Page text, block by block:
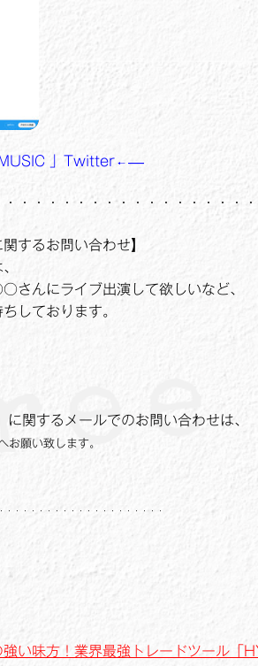
」Twitter ← ━━
・・・・・・・・・・・・・・・・・
するお問い合わせ】
さんにライブ出演して欲しいなど、
しております。
に関するメールでのお問い合わせは、
お願い致します。
・・・・・・・・・・・・・・・・・・・・
い味方！業界最強トレードツール「